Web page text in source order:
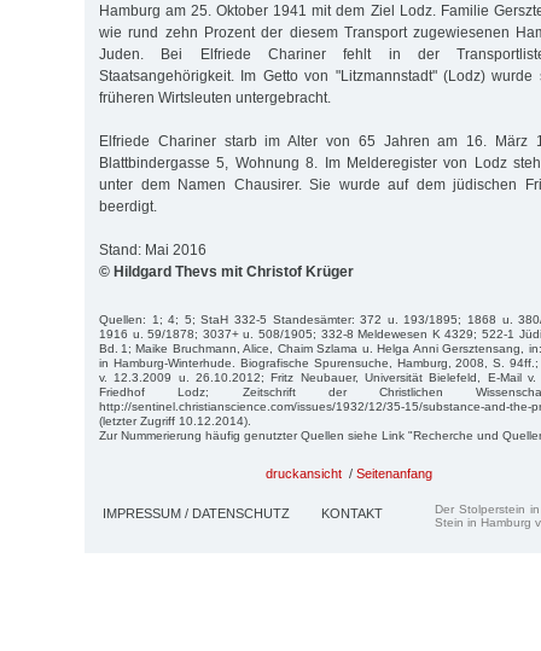
Hamburg am 25. Oktober 1941 mit dem Ziel Lodz. Familie
wie rund zehn Prozent der diesem Transport zugewiesenen
Juden. Bei Elfriede Chariner fehlt in der
Staatsangehörigkeit. Im Getto von "Litzmannstadt" (Lodz)
früheren Wirtsleuten untergebracht.
Elfriede Chariner starb im Alter von 65 Jahren am 16. März
Blattbindergasse 5, Wohnung 8. Im Melderegister von Lodz
unter dem Namen Chausirer. Sie wurde auf dem jüdischen
beerdigt.
Stand: Mai 2016
© Hildgard Thevs mit Christof Krüger
Quellen: 1; 4; 5; StaH 332-5 Standesämter: 372 u. 193/1895; 1868 u.
1916 u. 59/1878; 3037+ u. 508/1905; 332-8 Meldewesen K 4329; 522-1
Bd. 1; Maike Bruchmann, Alice, Chaim Szlama u. Helga Anni Gersztensang,
in Hamburg-Winterhude. Biografische Spurensuche, Hamburg, 2008, S.
v. 12.3.2009 u. 26.10.2012; Fritz Neubauer, Universität Bielefeld, E-Mail
Friedhof Lodz; Zeitschrift der Christlichen
http://sentinel.christianscience.com/issues/1932/12/35-15/substance-and-the-
(letzter Zugriff 10.12.2014).
Zur Nummerierung häufig genutzter Quellen siehe Link "Recherche und
druckansicht / Seitenanfang
IMPRESSUM / DATENSCHUTZ KONTAKT
Der Stolperstein
Stein in Hamburg